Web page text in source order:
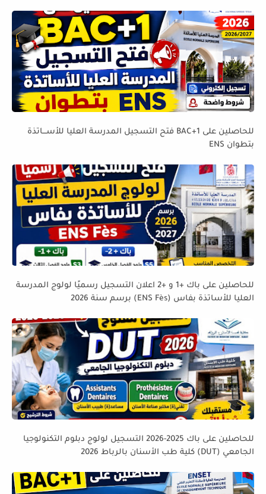
للحاصلين على BAC+1 فتح التسجيل المدرسة العليا للأســـاتذة
بتطوان ENS
للحاصلين على باك +1 و +2 اعلان التسجيل رسميًا لولوج المدرسة
العليا للأساتذة بفاس (ENS Fès) برسم سنة 2026
للحاصلين على باك 2025-2026 التسجيل لولوج دبلوم التكنولوجيا
الجامعي (DUT) كلية طب الأسنان بالرباط 2026